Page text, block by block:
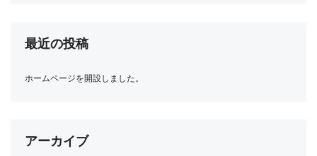
最近の投稿
ホームページを開設しました。
アーカイブ